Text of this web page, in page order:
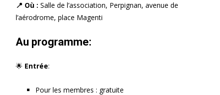
📍 Où : Salle de l’association, Perpignan, avenue de
l’aérodrome, place Magenti
Au programme:
🌟 Entrée:
Pour les membres : gratuite